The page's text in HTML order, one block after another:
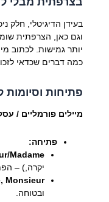
בעידן הדיגיטלי, חלק
וגם כאן, הצרפתית
יותר גמישות. לכתוב
כמה דברים שכדאי
פתיחות וסיומות
מיילים פורמליים /
פתיחה:
Madame,
יקרה,) –
Monsieur,
ובטוחה.